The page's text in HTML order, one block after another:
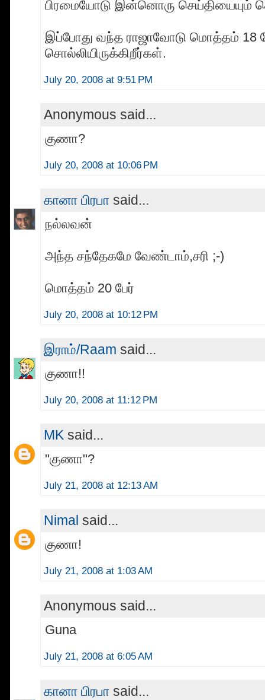
பிரமையோடு இன்னொரு செய்தியையும்
இப்போது வந்த ராஜாவோடு மொத்தம் 18
சொல்லியிருக்கிறீர்கள்.
July 20, 2008 at 9:51 PM
Anonymous said...
குணா?
July 20, 2008 at 10:06 PM
கானா பிரபா said...
நல்லவன்
அந்த சந்தேகமே வேண்டாம்,சரி ;-)
மொத்தம் 20 பேர்
July 20, 2008 at 10:12 PM
இராம்/Raam said...
குணா!!
July 20, 2008 at 11:12 PM
MK said...
"குணா"?
July 21, 2008 at 12:13 AM
Nimal said...
குணா!
July 21, 2008 at 1:03 AM
Anonymous said...
Guna
July 21, 2008 at 6:05 AM
கானா பிரபா said...